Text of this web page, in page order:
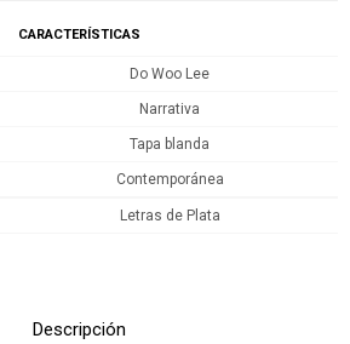
CARACTERÍSTICAS
Do Woo Lee
Narrativa
Tapa blanda
Contemporánea
Letras de Plata
Descripción